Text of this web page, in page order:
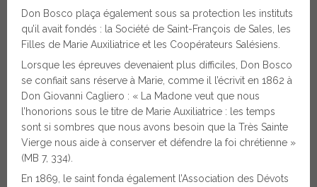
Don Bosco plaça également sous sa protection les instituts
qu’il avait fondés : la Société de Saint-François de Sales, les
Filles de Marie Auxiliatrice et les Coopérateurs Salésiens.
Lorsque les épreuves devenaient plus difficiles, Don Bosco
se confiait sans réserve à Marie, comme il l’écrivit en 1862 à
Don Giovanni Cagliero : « La Madone veut que nous
l’honorions sous le titre de Marie Auxiliatrice : les temps
sont si sombres que nous avons besoin que la Très Sainte
Vierge nous aide à conserver et défendre la foi chrétienne »
(MB 7, 334).
En 1869, le saint fonda également l’Association des Dévots